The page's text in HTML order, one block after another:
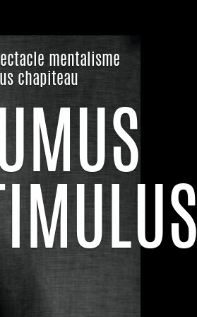
mentalisme
chapiteau